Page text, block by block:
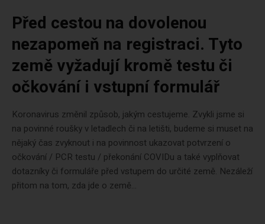
Před cestou na dovolenou
nezapomeň na registraci. Tyto
země vyžadují kromě testu či
očkování i vstupní formulář
Koronavirus změnil způsob, jakým cestujeme. Zvykli jsme si
na povinné roušky v letadlech či na letišti, budeme si muset na
nějaký čas zvyknout i na povinnost ukazovat potvrzení o
očkování / PCR testu / překonání COVIDu a také vyplňovat
dotazníky či formuláře před vstupem do určité země. Nezáleží
přitom na tom, zda jde o země...